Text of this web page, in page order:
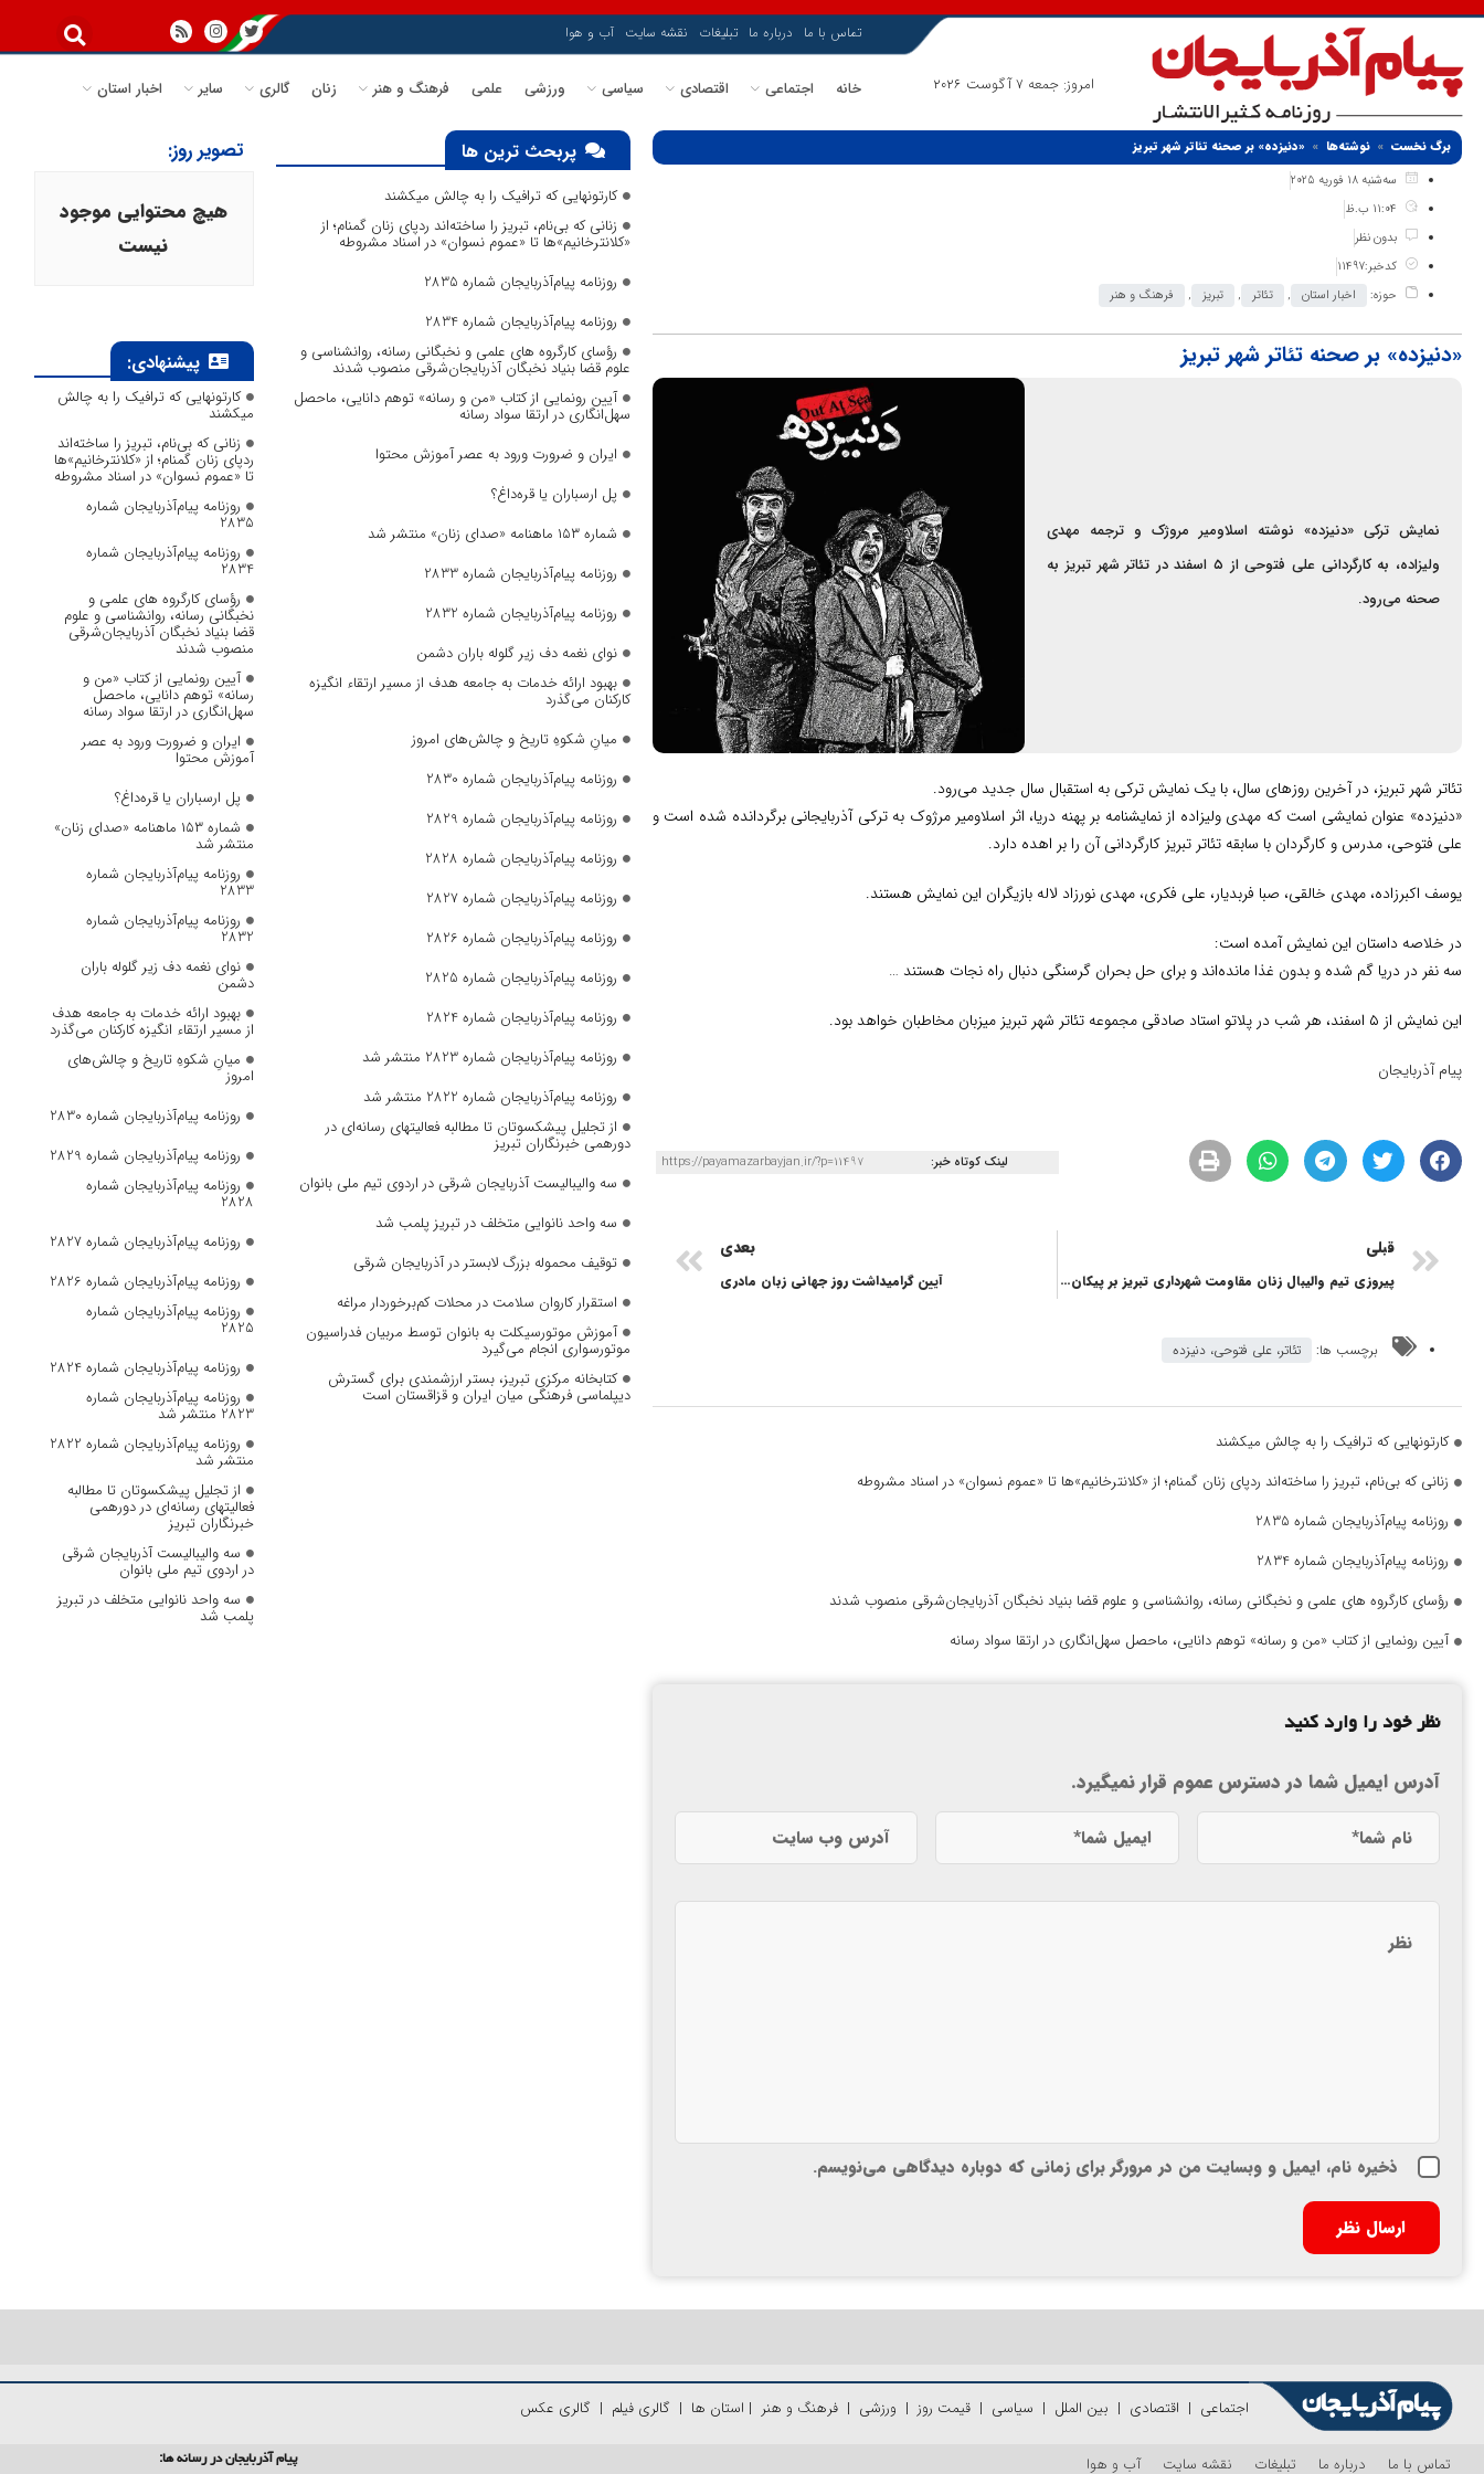
امروز: جمعه 7 آگوست 2026
تماس با ما درباره ما تبلیغات نقشه سایت آب و هوا
خانه اجتماعی اقتصادی سیاسی ورزشی علمی فرهنگ و هنر زنان گالری سایر اخبار استان
برگ نخست نوشته‌ها
«دنیزده» بر صحنه تئاتر شهر تبریز
سه‌شنبه 18 فوریه 2025
11:04 ب.ظ
بدون نظر
کدخبر:11497
حوزه:
اخبار استان , تئاتر , تبریز , فرهنگ و هنر
«دنیزده» بر صحنه تئاتر شهر تبریز
نمایش ترکی «دنیزده» نوشته اسلاومیر مروژک و ترجمه مهدی
ولیزاده، به کارگردانی علی فتوحی از ۵ اسفند در تئاتر شهر تبریز به
صحنه می‌رود.
تئاتر شهر تبریز، در آخرین روزهای سال، با یک نمایش ترکی به استقبال سال جدید می‌رود.
«دنیزده» عنوان نمایشی است که مهدی ولیزاده از نمایشنامه بر پهنه دریا، اثر اسلاومیر مرژوک به ترکی آذربایجانی برگردانده شده است و
علی فتوحی، مدرس و کارگردان با سابقه تئاتر تبریز کارگردانی آن را بر اهده دارد.
یوسف اکبرزاده، مهدی خالقی، صبا فربدیار، علی فکری، مهدی نورزاد لاله بازیگران این نمایش هستند.
در خلاصه داستان این نمایش آمده است:
سه نفر در دریا گم شده‌ و بدون غذا مانده‌اند و برای حل بحران گرسنگی دنبال راه نجات هستند …
این نمایش از ۵ اسفند، هر شب در پلاتو استاد صادقی مجموعه تئاتر شهر تبریز میزبان مخاطبان خواهد بود.
پیام آذربایجان
لینک کوتاه خبر: https://payamazarbayjan.ir/?p=11497
قبلی
پیروزی تیم والیبال زنان مقاومت شهرداری تبریز بر پیکان تهران
بعدی
آیین گرامیداشت روز جهانی زبان مادری
برچسب ها: تئاتر، علی فتوحی، دنیزده
کارتونهایی که ترافیک را به چالش میکشند
زنانی که بی‌نام، تبریز را ساخته‌اند ردپای زنان گمنام؛ از «کلانترخانیم»ها تا «عموم نسوان» در اسناد مشروطه
روزنامه پیام‌آذربایجان شماره 2835
روزنامه پیام‌آذربایجان شماره 2834
رؤسای کارگروه های علمی و نخبگانی رسانه، روانشناسی و علوم قضا بنیاد نخبگان آذربایجان‌شرقی منصوب شدند
آیین رونمایی از کتاب «من و رسانه» توهم دانایی، ماحصل سهل‌انگاری در ارتقا سواد رسانه
نظر خود را وارد کنید
آدرس ایمیل شما در دسترس عموم قرار نمیگیرد.
ذخیره نام، ایمیل و وبسایت من در مرورگر برای زمانی که دوباره دیدگاهی می‌نویسم.
پربحث ترین ها
کارتونهایی که ترافیک را به چالش میکشند
زنانی که بی‌نام، تبریز را ساخته‌اند ردپای زنان گمنام؛ از
«کلانترخانیم»ها تا «عموم نسوان» در اسناد مشروطه
روزنامه پیام‌آذربایجان شماره 2835
روزنامه پیام‌آذربایجان شماره 2834
رؤسای کارگروه های علمی و نخبگانی رسانه، روانشناسی و
علوم قضا بنیاد نخبگان آذربایجان‌شرقی منصوب شدند
آیین رونمایی از کتاب «من و رسانه» توهم دانایی، ماحصل
سهل‌انگاری در ارتقا سواد رسانه
ایران و ضرورت ورود به عصر آموزش محتوا
پل ارسباران یا قره‌داغ؟
شماره ۱۵۳ ماهنامه «صدای زنان» منتشر شد
روزنامه پیام‌آذربایجان شماره 2833
روزنامه پیام‌آذربایجان شماره 2832
نوای نغمه دف زیر گلوله باران دشمن
بهبود ارائه خدمات به جامعه هدف از مسیر ارتقاء انگیزه
کارکنان می‌گذرد
میانِ شکوهِ تاریخ و چالش‌های امروز
روزنامه پیام‌آذربایجان شماره 2830
روزنامه پیام‌آذربایجان شماره 2829
روزنامه پیام‌آذربایجان شماره 2828
روزنامه پیام‌آذربایجان شماره 2827
روزنامه پیام‌آذربایجان شماره 2826
روزنامه پیام‌آذربایجان شماره 2825
روزنامه پیام‌آذربایجان شماره 2824
روزنامه پیام‌آذربایجان شماره 2823 منتشر شد
روزنامه پیام‌آذربایجان شماره 2822 منتشر شد
از تجلیل پیشکسوتان تا مطالبه فعالیتهای رسانه‌ای در
دورهمی خبرنگاران تبریز
سه والیبالیست آذربایجان‌ شرقی در اردوی تیم ملی بانوان
سه واحد نانوایی متخلف در تبریز پلمب شد
توقیف محموله بزرگ لابستر در آذربایجان شرقی
استقرار کاروان سلامت در محلات کم‌برخوردار مراغه
آموزش موتورسیکلت به بانوان توسط مربیان فدراسیون
موتورسواری انجام می‌گیرد
کتابخانه مرکزی تبریز، بستر ارزشمندی برای گسترش
دیپلماسی فرهنگی میان ایران و قزاقستان است
تصویر روز:
هیچ محتوایی موجود
نیست
پیشنهادی:
کارتونهایی که ترافیک را به چالش
میکشند
زنانی که بی‌نام، تبریز را ساخته‌اند
ردپای زنان گمنام؛ از «کلانترخانیم»ها
تا «عموم نسوان» در اسناد مشروطه
روزنامه پیام‌آذربایجان شماره
2835
روزنامه پیام‌آذربایجان شماره
2834
رؤسای کارگروه های علمی و
نخبگانی رسانه، روانشناسی و علوم
قضا بنیاد نخبگان آذربایجان‌شرقی
منصوب شدند
آیین رونمایی از کتاب «من و
رسانه» توهم دانایی، ماحصل
سهل‌انگاری در ارتقا سواد رسانه
ایران و ضرورت ورود به عصر
آموزش محتوا
پل ارسباران یا قره‌داغ؟
شماره ۱۵۳ ماهنامه «صدای زنان»
منتشر شد
روزنامه پیام‌آذربایجان شماره
2833
روزنامه پیام‌آذربایجان شماره
2832
نوای نغمه دف زیر گلوله باران
دشمن
بهبود ارائه خدمات به جامعه هدف
از مسیر ارتقاء انگیزه کارکنان می‌گذرد
میانِ شکوهِ تاریخ و چالش‌های
امروز
روزنامه پیام‌آذربایجان شماره 2830
روزنامه پیام‌آذربایجان شماره 2829
روزنامه پیام‌آذربایجان شماره
2828
روزنامه پیام‌آذربایجان شماره 2827
روزنامه پیام‌آذربایجان شماره 2826
روزنامه پیام‌آذربایجان شماره
2825
روزنامه پیام‌آذربایجان شماره 2824
روزنامه پیام‌آذربایجان شماره
2823 منتشر شد
روزنامه پیام‌آذربایجان شماره 2822
منتشر شد
از تجلیل پیشکسوتان تا مطالبه
فعالیتهای رسانه‌ای در دورهمی
خبرنگاران تبریز
سه والیبالیست آذربایجان‌ شرقی
در اردوی تیم ملی بانوان
سه واحد نانوایی متخلف در تبریز
پلمب شد
اجتماعی | اقتصادی | بین الملل | سیاسی |قیمت روز | ورزشی |فرهنگ و هنر | استان ها | گالری فیلم | گالری عکس
تماس با ما درباره ما تبلیغات نقشه سایت آب و هوا پیام آذربایجان در رسانه ها: